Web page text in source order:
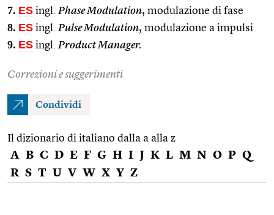
7. ES ingl. Phase Modulation, modulazione di fase
8. ES ingl. Pulse Modulation, modulazione a impulsi
9. ES ingl. Product Manager.
Correzioni e suggerimenti
Condividi
Il dizionario di italiano dalla a alla z
A B C D E F G H I J K L M N O P Q
R S T U V W X Y Z